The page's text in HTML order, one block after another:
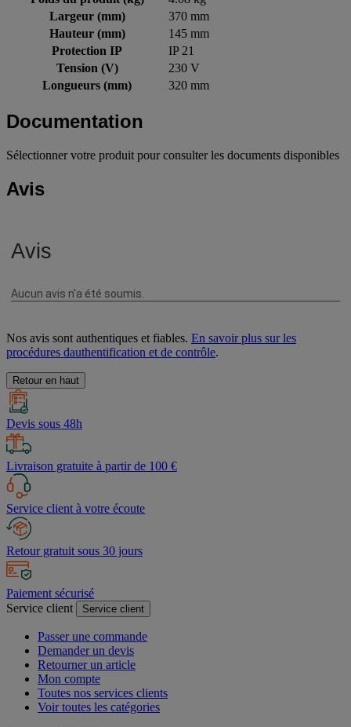
Largeur (mm)
370 mm
Hauteur (mm)
145 mm
Protection IP
IP 21
Tension (V)
230 V
Longueurs (mm)
320 mm
Documentation
Sélectionner votre produit pour consulter les documents disponibles
Avis
Nos avis sont authentiques et fiables. En savoir plus sur les
procédures dauthentification et de contrôle.
Retour en haut
Devis sous 48h
Livraison gratuite à partir de 100 €
Service client à votre écoute
Retour gratuit sous 30 jours
Paiement sécurisé
Service client
Service client
Passer une commande
Demander un devis
Retourner un article
Mon compte
Toutes nos services clients
Voir toutes les catégories